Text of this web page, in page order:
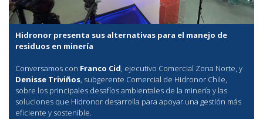
Hidronor presenta sus alternativas para el manejo de
residuos en minería
Conversamos con Franco Cid, ejecutivo Comercial Zona Norte, y
Denisse Triviños, subgerente Comercial de Hidronor Chile,
sobre los principales desafíos ambientales de la minería y las
soluciones que Hidronor desarrolla para apoyar una gestión más
eficiente y sostenible.